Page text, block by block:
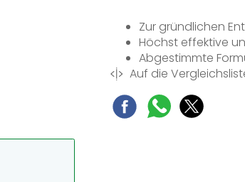
Zur gründlichen
Höchst effektive
Abgestimmte
Beste Pflege für
Auf die